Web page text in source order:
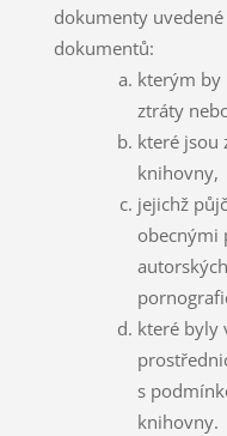
dokumenty
dokumentů:
kterým by
ztráty
které jsou
knihovny,
jejichž
obecnými
které byly
s
knihovny.